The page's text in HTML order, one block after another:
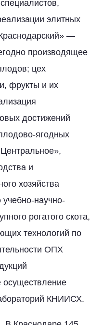
элитных
—
производящее
цех
фрукты и их
достижений
ягодных
и
хозяйства
научно-
рогатого скота,
технологий по
ОПХ
осуществление
КНИИСХ.